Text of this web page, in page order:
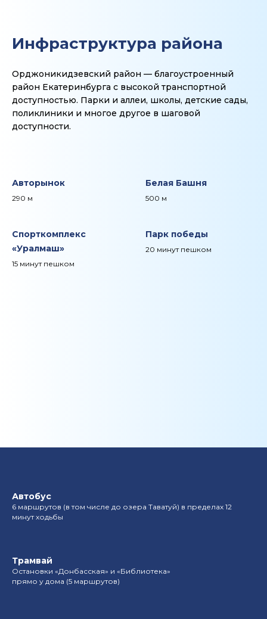
Инфраструктура района
Орджоникидзевский район — благоустроенный
район Екатеринбурга с высокой транспортной
доступностью. Парки и аллеи, школы, детские сады,
поликлиники и многое другое в шаговой
доступности.
Авторынок
290 м
Белая Башня
500 м
Спорткомплекс
«Уралмаш»
15 минут пешком
Парк победы
20 минут пешком
Автобус
6 маршрутов (в том числе до озера Таватуй) в пределах 12
минут ходьбы
Трамвай
Остановки «Донбасская» и «Библиотека»
прямо у дома (5 маршрутов)